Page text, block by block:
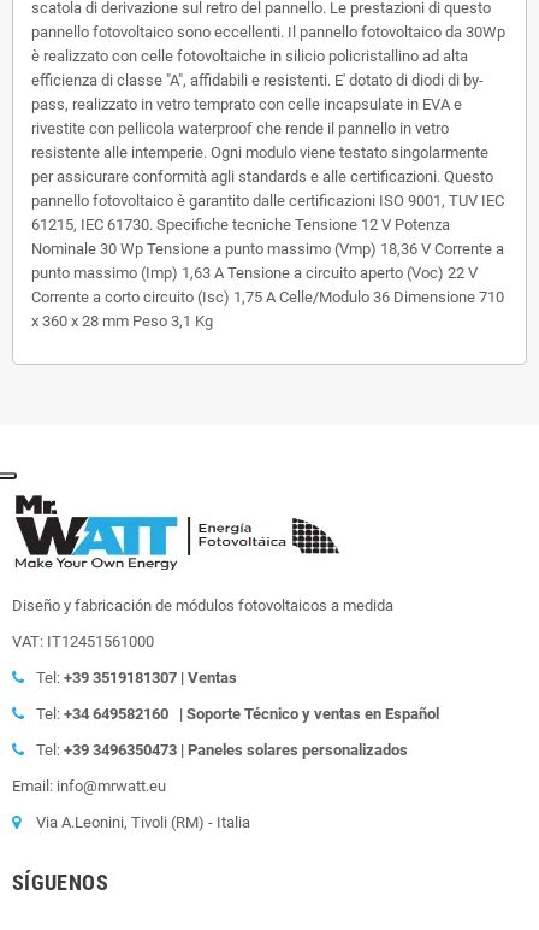
scatola di derivazione sul retro del pannello. Le prestazioni di questo
pannello fotovoltaico sono eccellenti. Il pannello fotovoltaico da 30Wp
è realizzato con celle fotovoltaiche in silicio policristallino ad alta
efficienza di classe "A", affidabili e resistenti. E' dotato di diodi di by-
pass, realizzato in vetro temprato con celle incapsulate in EVA e
rivestite con pellicola waterproof che rende il pannello in vetro
resistente alle intemperie. Ogni modulo viene testato singolarmente
per assicurare conformità agli standards e alle certificazioni. Questo
pannello fotovoltaico è garantito dalle certificazioni ISO 9001, TUV IEC
61215, IEC 61730. Specifiche tecniche Tensione 12 V Potenza
Nominale 30 Wp Tensione a punto massimo (Vmp) 18,36 V Corrente a
punto massimo (Imp) 1,63 A Tensione a circuito aperto (Voc) 22 V
Corrente a corto circuito (Isc) 1,75 A Celle/Modulo 36 Dimensione 710
x 360 x 28 mm Peso 3,1 Kg
Diseño y fabricación de módulos fotovoltaicos a medida
VAT: IT12451561000
Tel: +39 3519181307 | Ventas
Tel: +34 649582160 | Soporte Técnico y ventas en Español
Tel: +39 3496350473 | Paneles solares personalizados
Email: info@mrwatt.eu
Via A.Leonini, Tivoli (RM) - Italia
SÍGUENOS